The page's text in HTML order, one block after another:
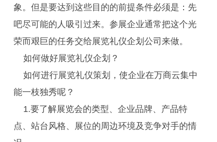
象。但是要达到这些目的的前提条件必须是：先
吧尽可能的人吸引过来。参展企业通常把这个光
荣而艰巨的任务交给展览礼仪企划公司来做。
如何做好展览礼仪企划？
如何进行展览礼仪策划，使企业在万商云集中
能一枝独秀呢？
1.要了解展览会的类型、企业品牌、产品特
点、站台风格、展位的周边环境及竞争对手的情